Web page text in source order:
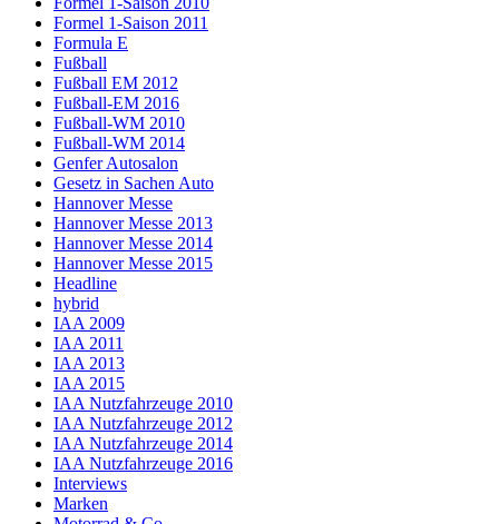
Formel 1-Saison 2011
Formula E
Fußball
Fußball EM 2012
Fußball-EM 2016
Fußball-WM 2010
Fußball-WM 2014
Genfer Autosalon
Gesetz in Sachen Auto
Hannover Messe
Hannover Messe 2013
Hannover Messe 2014
Hannover Messe 2015
Headline
hybrid
IAA 2009
IAA 2011
IAA 2013
IAA 2015
IAA Nutzfahrzeuge 2010
IAA Nutzfahrzeuge 2012
IAA Nutzfahrzeuge 2014
IAA Nutzfahrzeuge 2016
Interviews
Marken